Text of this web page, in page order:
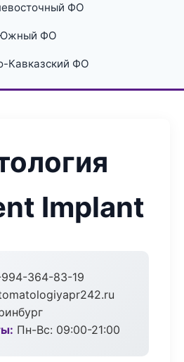
ФО
ФО
Кавказский ФО
Implant
364-83-19
Пн-Вс: 09:00-21:00